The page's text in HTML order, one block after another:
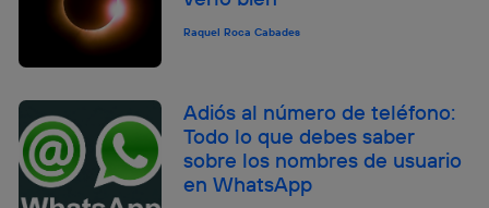
Raquel Roca Cabades
Adiós al número de teléfono:
Todo lo que debes saber
sobre los nombres de usuario
en WhatsApp